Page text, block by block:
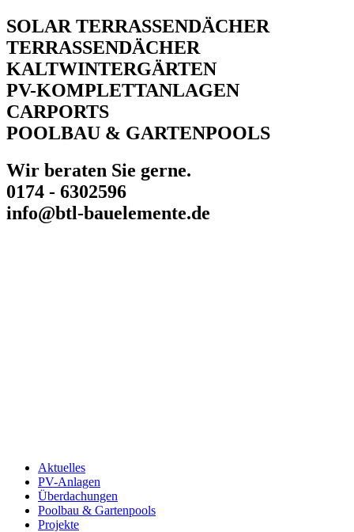
Zum
Inhalt
springen
SOLAR TERRASSENDÄCHER
TERRASSENDÄCHER
KALTWINTERGÄRTEN
PV-KOMPLETTANLAGEN
CARPORTS
POOLBAU & GARTENPOOLS
Wir beraten Sie gerne.
0174 - 6302596
info@btl-bauelemente.de
Aktuelles
PV-Anlagen
Überdachungen
Poolbau & Gartenpools
Projekte